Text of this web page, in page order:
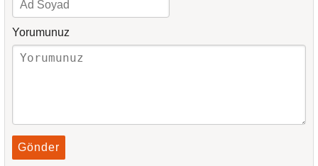
Yorumunuz
Gönder